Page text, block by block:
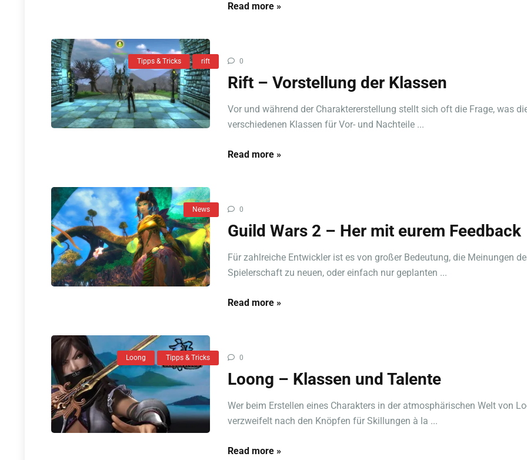
Read more »
Tipps & Tricks rift 0
Rift – Vorstellung der Klassen
Vor und während der Charaktererstellung stellt sich oft die Frage, was
verschiedenen Klassen für Vor- und Nachteile ...
Read more »
News 0
Guild Wars 2 – Her mit eurem Feedback
Für zahlreiche Entwickler ist es von großer Bedeutung, die Meinungen
Spielerschaft zu neuen, oder einfach nur geplanten ...
Read more »
Loong Tipps & Tricks 0
Loong – Klassen und Talente
Wer beim Erstellen eines Charakters in der atmosphärischen Welt von
verzweifelt nach den Knöpfen für Skillungen à la ...
Read more »